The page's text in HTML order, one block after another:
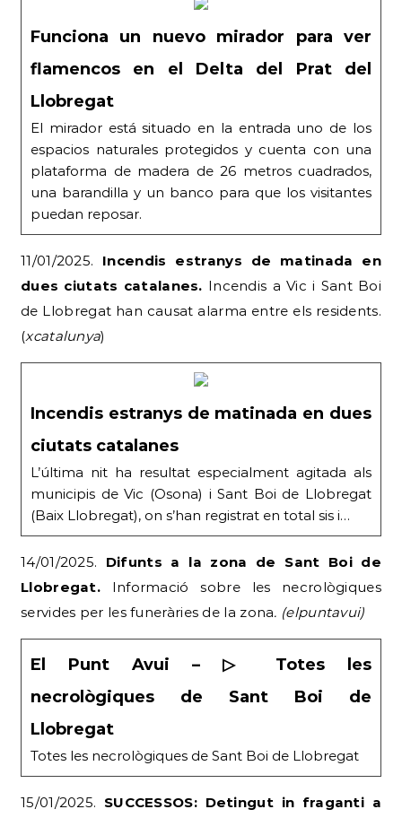
Funciona un nuevo mirador para ver
flamencos en el Delta del Prat del
Llobregat
El mirador está situado en la entrada uno de los
espacios naturales protegidos y cuenta con una
plataforma de madera de 26 metros cuadrados,
una barandilla y un banco para que los visitantes
puedan reposar.
11/01/2025. Incendis estranys de matinada en
dues ciutats catalanes. Incendis a Vic i Sant Boi
de Llobregat han causat alarma entre els residents.
(xcatalunya)
Incendis estranys de matinada en dues
ciutats catalanes
L’última nit ha resultat especialment agitada als
municipis de Vic (Osona) i Sant Boi de Llobregat
(Baix Llobregat), on s’han registrat en total sis i…
14/01/2025. Difunts a la zona de Sant Boi de
Llobregat. Informació sobre les necrològiques
servides per les funeràries de la zona. (elpuntavui)
El Punt Avui – ▷ Totes les
necrològiques de Sant Boi de
Llobregat
Totes les necrològiques de Sant Boi de Llobregat
15/01/2025. SUCCESSOS: Detingut in fraganti a